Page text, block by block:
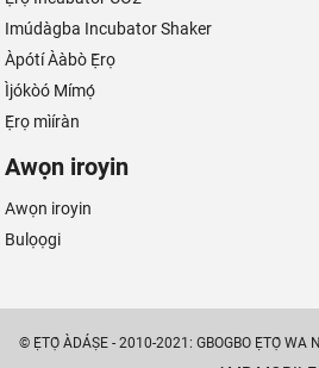
Imúdàgba Incubator Shaker
Àpótí Ààbò Ẹ̀rọ
Ìjókòó Mímọ́
Ẹ̀rọ mìíràn
Awọn iroyin
Awọn iroyin
Bulọọgi
© Ẹ̀TỌ́ ÀDÁṢE - 2010-2021: GBOGBO Ẹ̀TỌ́ WA